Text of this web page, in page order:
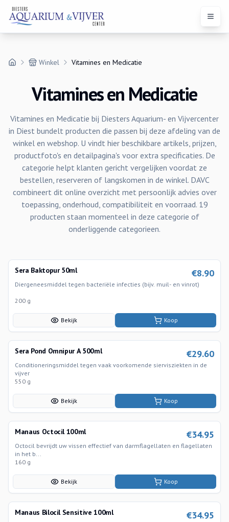
Open
Winkel Vitamines en Medicatie
Vitamines en Medicatie
Vitamines en Medicatie bij Diesters Aquarium- en Vijvercenter
in Diest bundelt producten die passen bij deze afdeling van de
winkel en webshop. U vindt hier beschikbare artikels, prijzen,
productfoto's en detailpagina's voor extra specificaties. De
categorie helpt klanten gericht vergelijken voordat ze
bestellen, reserveren of langskomen in de winkel. DAVC
combineert dit online overzicht met persoonlijk advies over
toepassing, onderhoud, compatibiliteit en voorraad. 19
producten staan momenteel in deze categorie of
onderliggende categorieen.
Sera Baktopur 50ml €8.90
Diergeneesmiddel tegen bacteriële infecties (bijv. muil- en vinrot)
200 g
Bekijk Koop
Sera Pond Omnipur A 500ml €29.60
Conditioneringsmiddel tegen vaak voorkomende siervisziekten in de
vijver
550 g
Bekijk Koop
Manaus Octocil 100ml €34.95
Octocil bevrijdt uw vissen effectief van darmflagellaten en flagellaten
in het b...
160 g
Bekijk Koop
Manaus Bilocil Sensitive 100ml €34.95